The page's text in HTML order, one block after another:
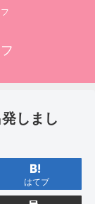
しまし
はてブ